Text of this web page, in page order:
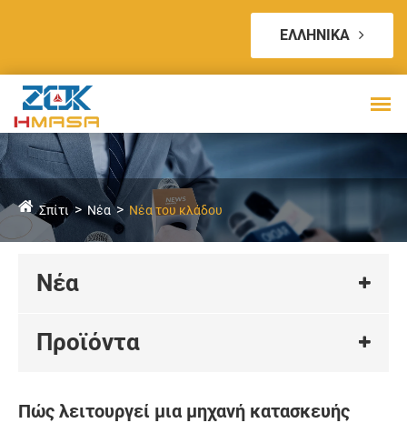
ΕΛΛΗΝΙΚΆ
Σπίτι Νέα Νέα του κλάδου
Νέα
Προϊόντα
Πώς λειτουργεί μια μηχανή κατασκευής